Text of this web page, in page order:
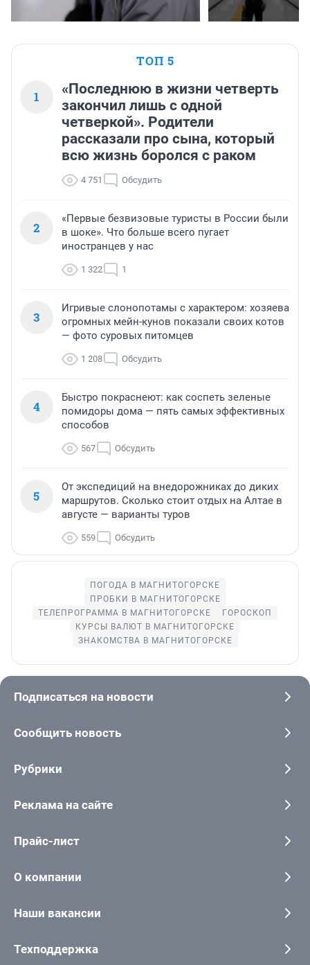
ТОП 5
1
«Последнюю в жизни четверть
закончил лишь с одной
четверкой». Родители
рассказали про сына, который
всю жизнь боролся с раком
4 751 Обсудить
2
«Первые безвизовые туристы в России были
в шоке». Что больше всего пугает
иностранцев у нас
1 322 1
3
Игривые слонопотамы с характером: хозяева
огромных мейн-кунов показали своих котов
— фото суровых питомцев
1 208 Обсудить
4
Быстро покраснеют: как соспеть зеленые
помидоры дома — пять самых эффективных
способов
567 Обсудить
5
От экспедиций на внедорожниках до диких
маршрутов. Сколько стоит отдых на Алтае в
августе — варианты туров
559 Обсудить
ПОГОДА В МАГНИТОГОРСКЕ
ПРОБКИ В МАГНИТОГОРСКЕ
ТЕЛЕПРОГРАММА В МАГНИТОГОРСКЕ
ГОРОСКОП
КУРСЫ ВАЛЮТ В МАГНИТОГОРСКЕ
ЗНАКОМСТВА В МАГНИТОГОРСКЕ
Подписаться на новости
Сообщить новость
Рубрики
Реклама на сайте
Прайс-лист
О компании
Наши вакансии
Техподдержка